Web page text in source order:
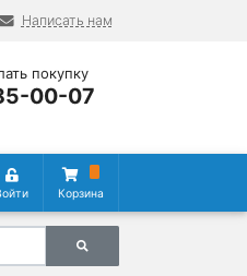
Написать нам
покупку
00-07
Корзина